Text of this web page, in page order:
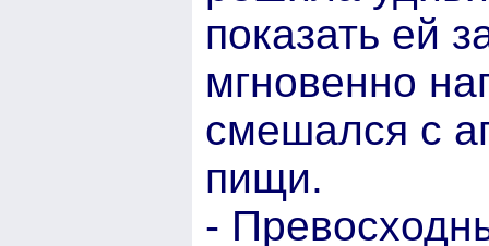
показать ей
мгновенно
смешался с
пищи.
-